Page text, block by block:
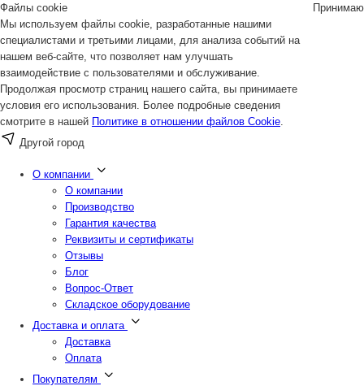
Файлы cookie
Мы используем файлы cookie, разработанные нашими
специалистами и третьими лицами, для анализа событий на
нашем веб-сайте, что позволяет нам улучшать
взаимодействие с пользователями и обслуживание.
Продолжая просмотр страниц нашего сайта, вы принимаете
условия его использования. Более подробные сведения
смотрите в нашей Политике в отношении файлов Cookie.
Принимаю
Другой город
О компании
О компании
Производство
Гарантия качества
Реквизиты и сертификаты
Отзывы
Блог
Вопрос-Ответ
Складское оборудование
Доставка и оплата
Доставка
Оплата
Покупателям